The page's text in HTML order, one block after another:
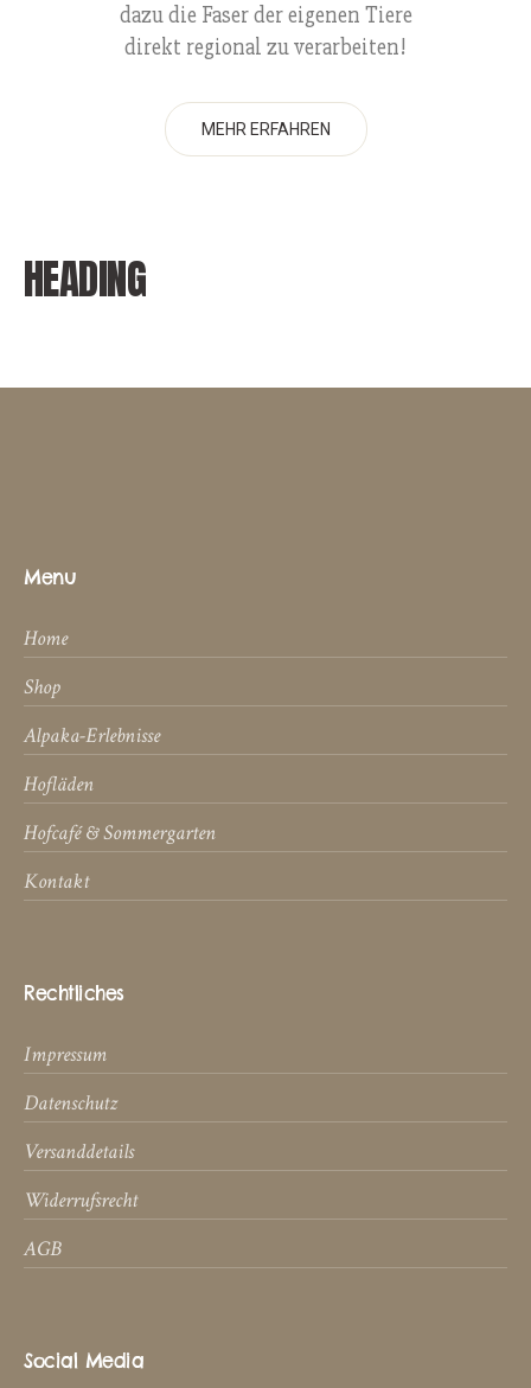
dazu die Faser der eigenen Tiere
direkt regional zu verarbeiten!
MEHR ERFAHREN
HEADING
Menu
Home
Shop
Alpaka-Erlebnisse
Hofläden
Hofcafé & Sommergarten
Kontakt
Rechtliches
Impressum
Datenschutz
Versanddetails
Widerrufsrecht
AGB
Social Media